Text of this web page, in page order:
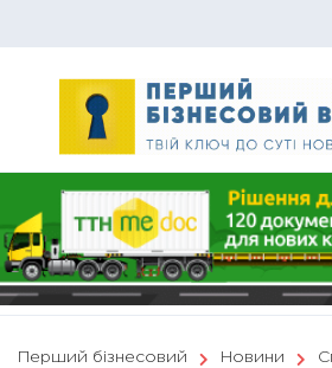
Перший бізнесовий Новини